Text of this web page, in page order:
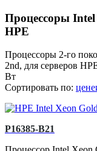
Процессоры Intel
HPE
Процессоры 2-го
2nd, для серверов
Вт
Сортировать по: цене
P16385-B21